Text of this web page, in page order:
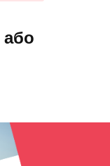
або